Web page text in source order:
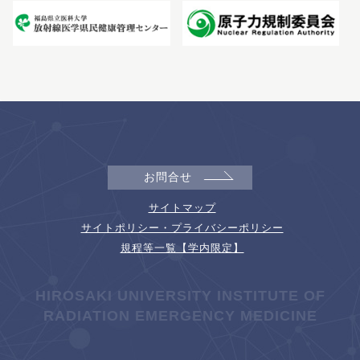
お問合せ
サイトマップ
サイトポリシー・プライバシーポリシー
規程等一覧【学内限定】
HIROSAKI UNIVERSITY INSTITUTE OF
RADIATION EMERGENCY MEDICINE